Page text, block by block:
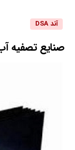
آند DSA
صنایع تصفیه